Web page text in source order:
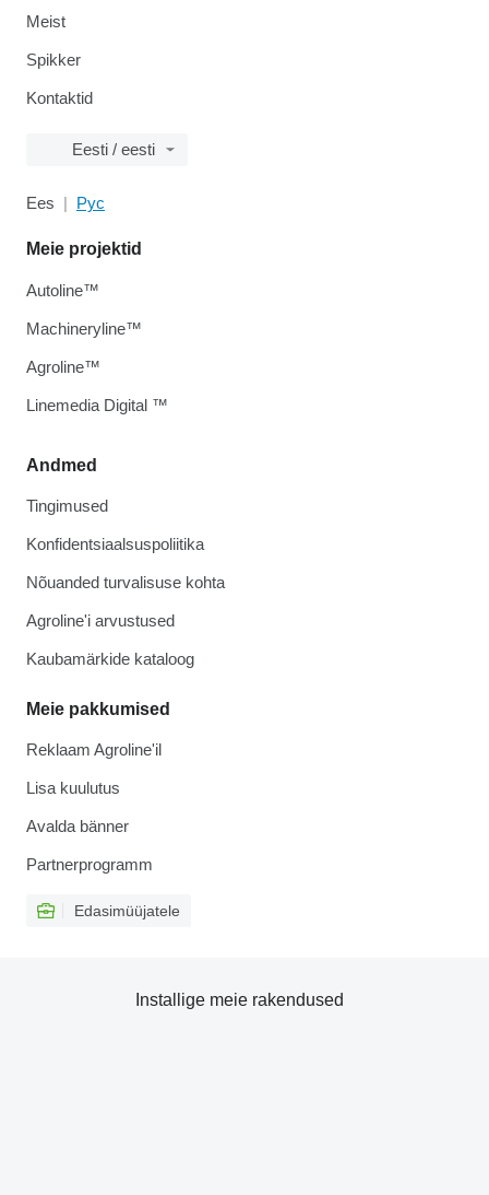
Meist
Spikker
Kontaktid
Eesti / eesti
Ees Рус
Andmed
Tingimused
Konfidentsiaalsuspoliitika
Nõuanded turvalisuse kohta
Agroline'i arvustused
Kaubamärkide kataloog
Meie pakkumised
Reklaam Agroline'il
Lisa kuulutus
Avalda bänner
Partnerprogramm
Edasimüüjatele
Meie projektid
Autoline™
Machineryline™
Agroline™
Linemedia Digital ™
Installige meie rakendused